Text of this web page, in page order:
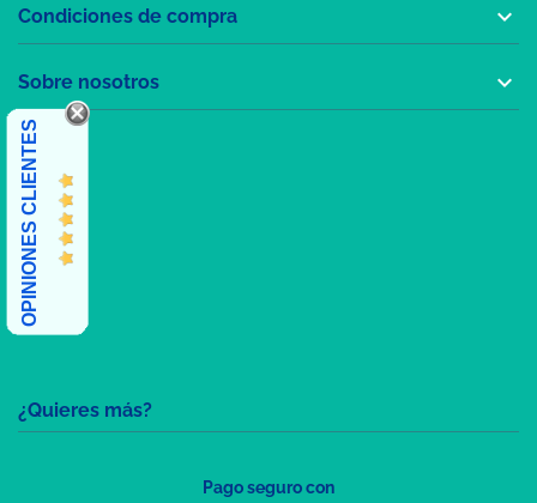
¿Quieres más?
Condiciones de compra 
Sobre nosotros 
OPINIONES CLIENTES
Pago seguro con